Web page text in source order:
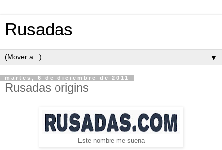
Rusadas
▼
martes, 6 de diciembre de 2011
Rusadas origins
Este nombre me suena